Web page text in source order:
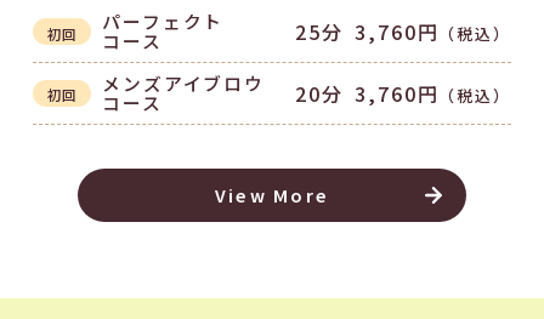
初回 パーフェクト
コース 25分 3,760円 （税込）
初回 メンズアイブロウ
コース 20分 3,760円 （税込）
View More